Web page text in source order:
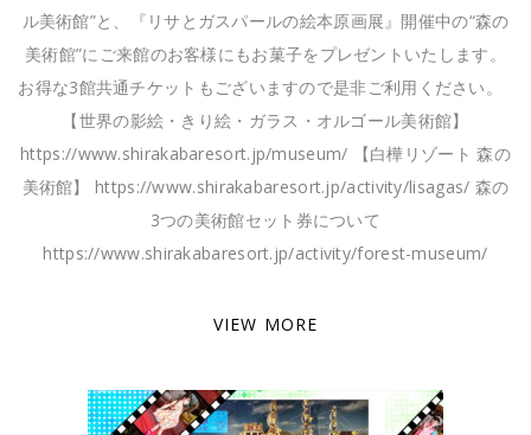
ル美術館”と、『リサとガスパールの絵本原画展』開催中の“森の
美術館”にご来館のお客様にもお菓子をプレゼントいたします。
お得な3館共通チケットもございますので是非ご利用ください。
【世界の影絵・きり絵・ガラス・オルゴール美術館】
https://www.shirakabaresort.jp/museum/ 【白樺リゾート 森の
美術館】 https://www.shirakabaresort.jp/activity/lisagas/ 森の
3つの美術館セット券について
https://www.shirakabaresort.jp/activity/forest-museum/
VIEW MORE